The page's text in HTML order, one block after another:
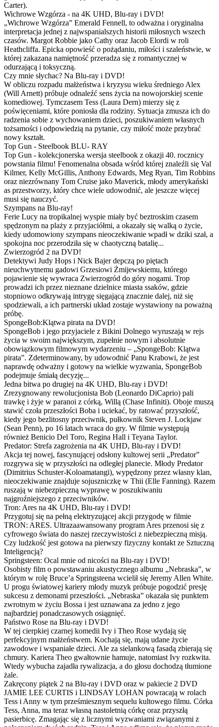
Carter).
Wichrowe Wzgórza - na 4K UHD, Blu-ray i DVD!
„Wichrowe Wzgórza” Emerald Fennell, to odważna i oryginalna
interpretacja jednej z najwspanialszych historii miłosnych wszech
czasów. Margot Robbie jako Cathy oraz Jacob Elordi w roli
Heathcliffa. Epicka opowieść o pożądaniu, miłości i szaleństwie, w
której zakazana namiętność przeradza się z romantycznej w
odurzającą i toksyczną.
Czy mnie słychac? Na Blu-ray i DVD!
W obliczu rozpadu małżeństwa i kryzysu wieku średniego Alex
(Will Arnett) próbuje odnaleźć sens życia na nowojorskiej scenie
komediowej. Tymczasem Tess (Laura Dern) mierzy się z
poświęceniami, które poniosła dla rodziny. Sytuacja zmusza ich do
radzenia sobie z wychowaniem dzieci, poszukiwaniem własnych
tożsamości i odpowiedzią na pytanie, czy miłość może przybrać
nowy kształt.
Top Gun - Steelbook BLU- RAY
Top Gun - kolekcjonerska wersja steelbook z okazji 40. rocznicy
powstania filmu! Fenomenalna obsada wśród której znaleźli się Val
Kilmer, Kelly McGillis, Anthony Edwards, Meg Ryan, Tim Robbins
oraz niezrównany Tom Cruise jako Maverick, młody amerykański
as przestworzy, który chce wiele udowodnić, ale jeszcze więcej
musi się nauczyć.
Szympans na Blu-ray!
Ferie Lucy na tropikalnej wyspie miały być beztroskim czasem
spędzonym na plaży z przyjaciółmi, a okazały się walką o życie,
kiedy udomowiony szympans nieoczekiwanie wpadł w dziki szał, a
spokojna noc przerodziła się w chaotyczną batalię...
Zwierzogród 2 na DVD!
Detektywi Judy Hops i Nick Bajer depczą po piętach
nieuchwytnemu gadowi Grzesiowi Żmijewskiemu, którego
pojawienie się wywraca Zwierzogród do góry nogami. Trop
prowadzi ich przez nieznane dzielnice miasta ssaków, gdzie
stopniowo odkrywają intrygę sięgającą znacznie dalej, niż się
spodziewali, a ich partnerski układ zostaje wystawiony na poważną
próbę.
SpongeBob:Klątwa pirata na DVD!
SpongeBob i jego przyjaciele z Bikini Dolnego wyruszają w rejs
życia w swoim największym, zupełnie nowym i absolutnie
obowiązkowym filmowym wydarzeniu – „SpongeBob: Klątwa
pirata”. Zdeterminowany, by udowodnić Panu Krabowi, że jest
naprawdę odważny i gotowy na wielkie wyzwania, SpongeBob
podejmuje śmiałą decyzję...
Jedna bitwa po drugiej na 4K UHD, Blu-ray i DVD!
Zrezygnowany rewolucjonista Bob (Leonardo DiCaprio) pali
trawkę i żyje w paranoi z córką, Willą (Chase Infiniti). Oboje muszą
stawić czoła przeszłości Boba i uciekać, by ratować przyszłość,
kiedy jego bezlitosny przeciwnik, pułkownik Steven J. Lockjaw
(Sean Penn), po 16 latach wraca do gry. W filmie występują
również Benicio Del Toro, Regina Hall i Teyana Taylor.
Predator: Strefa zagrożenia na 4K UHD, Blu-ray i DVD!
Akcja tej nowej, fascynującej odsłony kultowej serii „Predator”
rozgrywa się w przyszłości na odległej planecie. Młody Predator
(Dimitrius Schuster-Koloamatangi), wypędzony przez własny klan,
nieoczekiwanie znajduje sojuszniczkę w Thii (Elle Fanning). Razem
ruszają w niebezpieczną wyprawę w poszukiwaniu
najgroźniejszego z przeciwników.
Tron: Ares na 4K UHD, Blu-ray i DVD!
Przygotuj się na pełną elektryzującej akcji przygodę w filmie
TRON: ARES. Ultrazaawansowany program Ares przenosi się z
cyfrowego świata do naszej rzeczywistości z niebezpieczną misją.
Czy ludzkość jest gotowa na pierwszy fizyczny kontakt ze Sztuczną
Inteligencją?
Springsteen: Ocal mnie od nicości na Blu-ray i DVD!
Osobisty film o powstawaniu akustycznego albumu „Nebraska”, w
którym w rolę Bruce’a Springsteena wcielił się Jeremy Allen White.
U progu światowej kariery młody muzyk próbuje pogodzić presję
sukcesu z demonami przeszłości. „Nebraska” okazała się punktem
zwrotnym w życiu Bossa i jest uznawana za jedno z jego
najbardziej ponadczasowych osiągnięć.
Państwo Rose na Blu-ray i DVD!
W tej cierpkiej czarnej komedii Ivy i Theo Rose wydają się
perfekcyjnym małżeństwem. Kochają się, mają udane życie
zawodowe i wspaniałe dzieci. Ale za sielankową fasadą zbierają się
chmury. Kariera Theo gwałtownie hamuje, natomiast Ivy rozkwita.
Wtedy wybucha zajadła rywalizacja, a do głosu dochodzą tłumione
żale.
Zakręcony piątek 2 na Blu-ray i DVD oraz w pakiecie 2 DVD
JAMIE LEE CURTIS i LINDSAY LOHAN powracają w rolach
Tess i Anny w tym prześmiesznym sequelu kultowego filmu. Córka
Tess, Anna, ma teraz własną nastoletnią córkę oraz przyszłą
pasierbicę. Zmagając się z licznymi wyzwaniami związanymi z